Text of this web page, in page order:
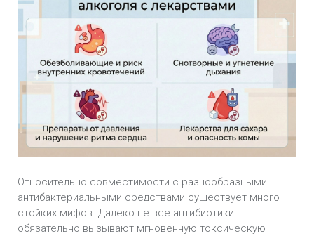
Относительно совместимости с разнообразными
антибактериальными средствами существует много
стойких мифов. Далеко не все антибиотики
обязательно вызывают мгновенную токсическую